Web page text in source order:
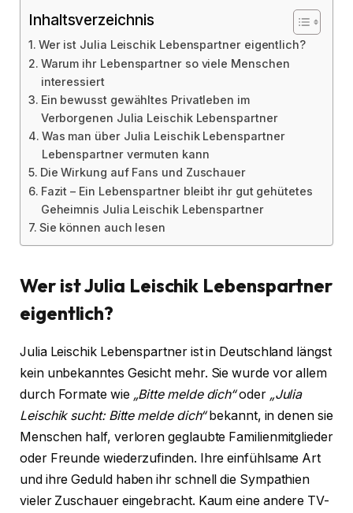
Inhaltsverzeichnis
Wer ist Julia Leischik Lebenspartner eigentlich?
Warum ihr Lebenspartner so viele Menschen
interessiert
Ein bewusst gewähltes Privatleben im
Verborgenen Julia Leischik Lebenspartner
Was man über Julia Leischik Lebenspartner
Lebenspartner vermuten kann
Die Wirkung auf Fans und Zuschauer
Fazit – Ein Lebenspartner bleibt ihr gut gehütetes
Geheimnis Julia Leischik Lebenspartner
Sie können auch lesen
Wer ist Julia Leischik Lebenspartner
eigentlich?
Julia Leischik Lebenspartner ist in Deutschland längst
kein unbekanntes Gesicht mehr. Sie wurde vor allem
durch Formate wie „Bitte melde dich“oder „Julia
Leischik sucht: Bitte melde dich“bekannt, in denen sie
Menschen half, verloren geglaubte Familienmitglieder
oder Freunde wiederzufinden. Ihre einfühlsame Art
und ihre Geduld haben ihr schnell die Sympathien
vieler Zuschauer eingebracht. Kaum eine andere TV-